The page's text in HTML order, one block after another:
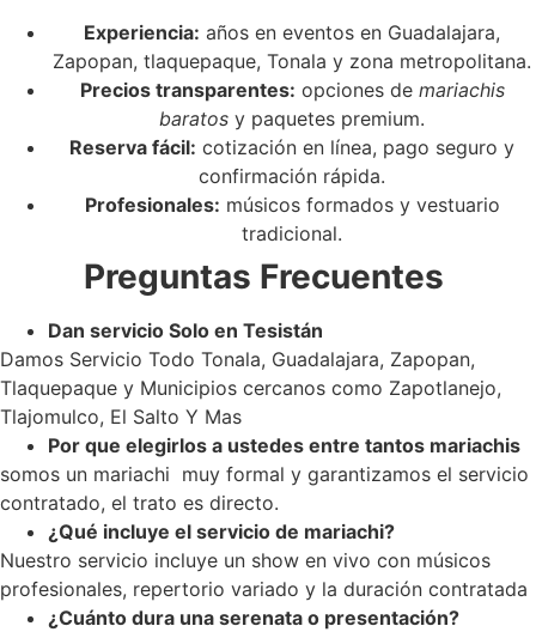
Experiencia: años en eventos en Guadalajara,
Zapopan, tlaquepaque, Tonala y zona metropolitana.
Precios transparentes: opciones de mariachis
baratos y paquetes premium.
Reserva fácil: cotización en línea, pago seguro y
confirmación rápida.
Profesionales: músicos formados y vestuario
tradicional.
Preguntas Frecuentes
Dan servicio Solo en Tesistán
Damos Servicio Todo Tonala, Guadalajara, Zapopan,
Tlaquepaque y Municipios cercanos como Zapotlanejo,
Tlajomulco, El Salto Y Mas
Por que elegirlos a ustedes entre tantos mariachis
somos un mariachi muy formal y garantizamos el servicio
contratado, el trato es directo.
¿Qué incluye el servicio de mariachi?
Nuestro servicio incluye un show en vivo con músicos
profesionales, repertorio variado y la duración contratada
¿Cuánto dura una serenata o presentación?